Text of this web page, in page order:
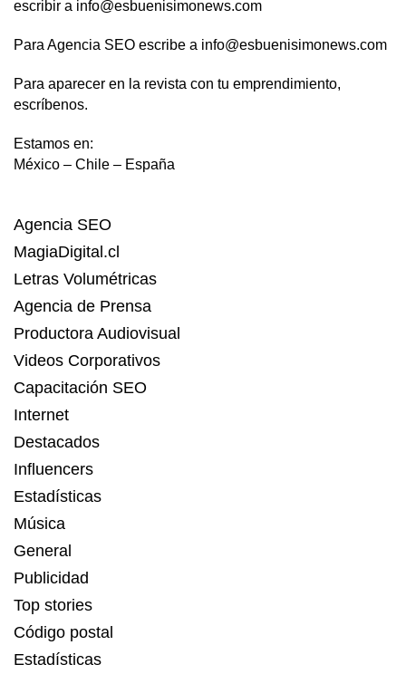
escribir a info@esbuenisimonews.com
Para Agencia SEO escribe a info@esbuenisimonews.com
Para aparecer en la revista con tu emprendimiento,
escríbenos.
Estamos en:
México – Chile – España
Agencia SEO
MagiaDigital.cl
Letras Volumétricas
Agencia de Prensa
Productora Audiovisual
Videos Corporativos
Capacitación SEO
Internet
Destacados
Influencers
Estadísticas
Música
General
Publicidad
Top stories
Código postal
Estadísticas